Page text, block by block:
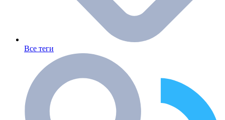
Все теги